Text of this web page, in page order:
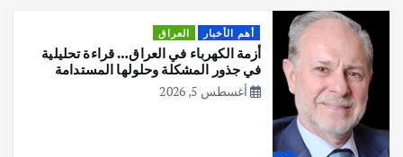
أهم الأخبار العراق
أزمة الكهرباء في العراق… قراءة تحليلية
في جذور المشكلة وحلولها المستدامة
أغسطس 5, 2026